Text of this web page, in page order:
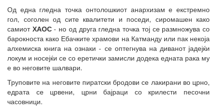
Од една гледна точка онтолошкиот анархизам е екстремно
гол, соголен од сите квалитети и поседи, сиромашен како
самиот ХАОС- но од друга гледна точка тој се размножува со
барокноста како Ебачките храмови на Катманду или пак некоја
алхемиска книга на ознаки - се оптегнува на диванот јадејќи
локум и носејќи се со еретички замисли додека едната рака му
е во неговите шалвари.
Труповите на неговите пиратски бродови се лакирани во црно,
едрата се црвени, црни бајраци со крилести песочни
часовници.